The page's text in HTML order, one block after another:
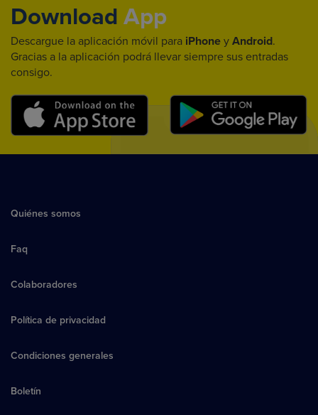
Download App
Descargue la aplicación móvil para iPhone y Android.
Gracias a la aplicación podrá llevar siempre sus entradas
consigo.
Quiénes somos
Faq
Colaboradores
Política de privacidad
Condiciones generales
Boletín